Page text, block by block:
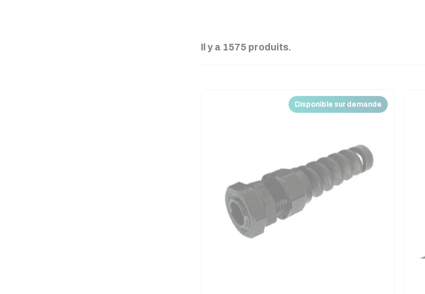
Il y a 1575 produits.
Disponible sur demande